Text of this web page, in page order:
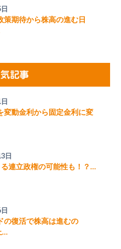
策期待から株高の進む日
気記事
変動金利から固定金利に変
日
連立政権の可能性も！？…
の復活で株高は進むの
…